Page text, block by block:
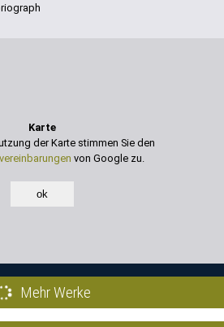
Karte
der Karte stimmen Sie den
von Google zu.
ok
Mehr Werke